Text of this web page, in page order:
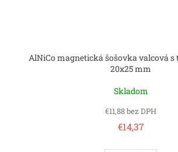
AlNiCo magnetická šošovka valcová s
20x25 mm
Skladom
€11,88 bez DPH
€14,37